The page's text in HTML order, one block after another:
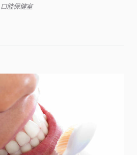
口腔保健室